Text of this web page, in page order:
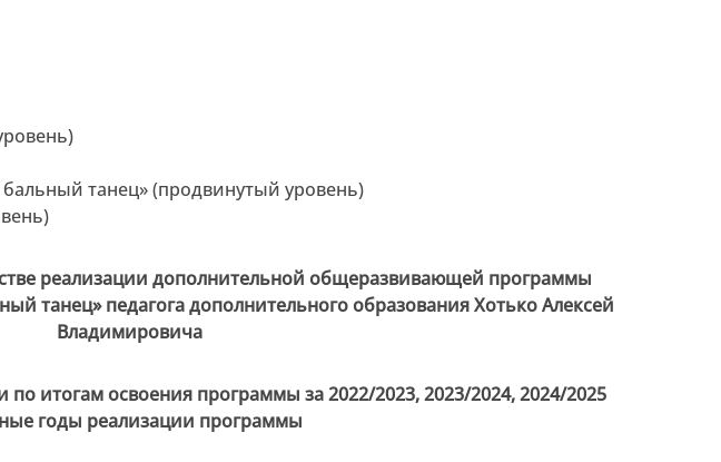
танец» (продвинутый уровень)
реализации дополнительной общеразвивающей программы
танец» педагога дополнительного образования Хотько Алексей
Владимировича
итогам освоения программы за 2022/2023, 2023/2024, 2024/2025
годы реализации программы